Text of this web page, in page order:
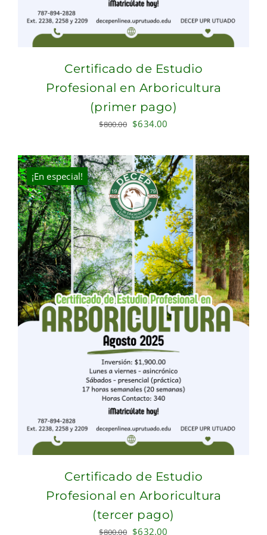
Certificado de Estudio
Profesional en Arboricultura
(primer pago)
$800.00 Original
was:
$800.00.
$634.00
is:
$634.00.
¡En especial!
Certificado de Estudio
Profesional en Arboricultura
(tercer pago)
$800.00 Original
$632.00